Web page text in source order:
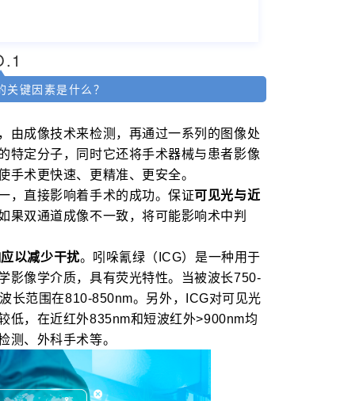
1
键因素是什么？
由成像技术来检测，再通过一系列的图像处
特定分子，同时它还将手术器械与患者影像
手术更快速、更精准、更安全。
，直接影响着手术的成功。保证可见光与近
果双通道成像不一致，将可能影响术中判
以减少干扰。吲哚氰绿（ICG）是一种用于
影像学介质，具有荧光特性。当被波长750-
长范围在810-850nm。另外，ICG对可见光
低，在近红外835nm和短波红外>900nm均
测、外科手术等。